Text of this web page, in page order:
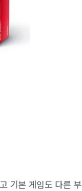
기본 게임도 다른 부